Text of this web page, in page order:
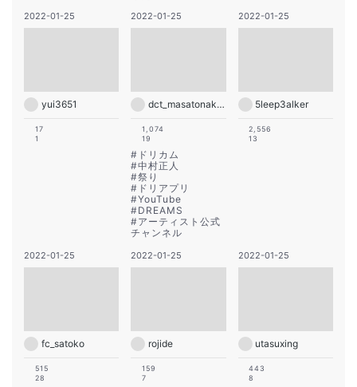
2022-01-25
yui3651
17
1
2022-01-25
dct_masatonakamura_official
1,074
19
# ドリカム
#中村正人
#祭り
# ドリアプリ
#YouTube
#DREAMS
#アーティスト公式
チャンネル
2022-01-25
5leep3alker
2,556
13
2022-01-25
fc_satoko
515
28
2022-01-25
rojide
159
7
2022-01-25
utasuxing
443
8